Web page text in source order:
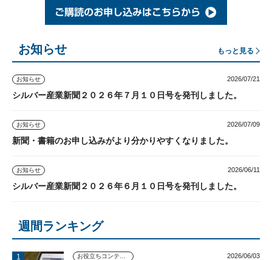
お知らせ もっと見る
お知らせ 2026/07/21
シルバー産業新聞２０２６年７月１０日号を発刊しました。
お知らせ 2026/07/09
新聞・書籍のお申し込みがより分かりやすくなりました。
お知らせ 2026/06/11
シルバー産業新聞２０２６年６月１０日号を発刊しました。
週間ランキング
2026/06/03